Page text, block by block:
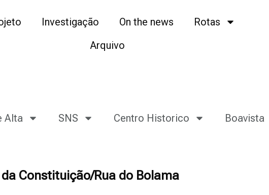
Investigação On the news
Rotas
Arquivo
Alta SNS Centro Historico Boavista
Constituição/Rua do Bolama